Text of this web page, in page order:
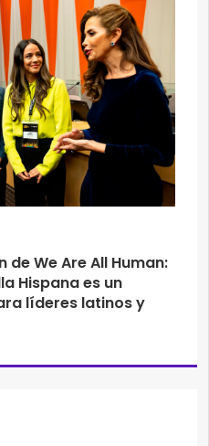
de We Are All Human:
Hispana es un
líderes latinos y